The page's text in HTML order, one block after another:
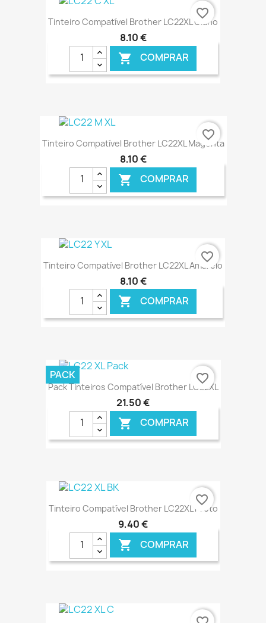
€ ONLINE
Tinteiro Compatível Brother LC22XL Ciano
8,10 €
 COMPRAR
€ ONLINE
favorite_border
Tinteiro Compatível Brother LC22XL Magenta
8,10 €
 COMPRAR
€ ONLINE
favorite_border
Tinteiro Compatível Brother LC22XL Amarelo
8,10 €
 COMPRAR
€ ONLINE
favorite_border
Pack Tinteiros Compatível Brother LC22XL
21,50 €
 COMPRAR
€ ONLINE
PACK favorite_border
Tinteiro Compatível Brother LC22XL Preto
9,40 €
 COMPRAR
€ ONLINE
favorite_border